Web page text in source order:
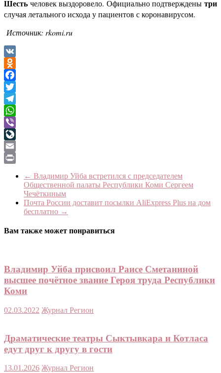
Шесть человек выздоровело. Официально подтверждены три
случая летального исхода у пациентов с коронавирусом.
Источник: rkomi.ru
VK
Odnoklassniki
Facebook
Twitter
Telegram
WhatsApp
Viber
LiveJournal
Email
← Владимир Уйба встретился с председателем
Общественной палаты Республики Коми Сергеем
Чечёткиным
Почта России доставит посылки AliExpress Plus на дом
бесплатно →
Вам также может понравиться
Владимир Уйба присвоил Раисе Сметаниной
высшее почётное звание Героя труда Республики
Коми
02.03.2022 Журнал Регион
Драматические театры Сыктывкара и Котласа
едут друг к другу в гости
13.01.2026 Журнал Регион